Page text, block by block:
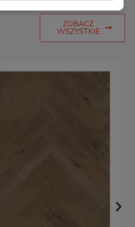
ZOBACZ
WSZYSTKIE